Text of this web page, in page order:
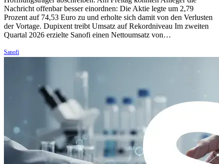
Nachricht offenbar besser einordnen: Die Aktie legte um 2,79
Prozent auf 74,53 Euro zu und erholte sich damit von den Verlusten
der Vortage. Dupixent treibt Umsatz auf Rekordniveau Im zweiten
Quartal 2026 erzielte Sanofi einen Nettoumsatz von…
Sanofi